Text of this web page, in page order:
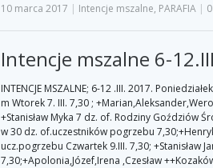
10 marca 2017 | Intencje mszalne, PARAFIA |
Intencje mszalne 6-
INTENCJE MSZALNE; 6-12 .III. 2017.
m Wtorek 7. III. 7,30 ;
+Stanisław Myka 7 dz. of. Rodziny Goździów
w 30 dz. of.uczestników pogrzebu
ucz.pogrzebu Czwartek 9.III. 7,30; +Stanisław
7,30;+Apolonia,Józef,Irena ,Czesław